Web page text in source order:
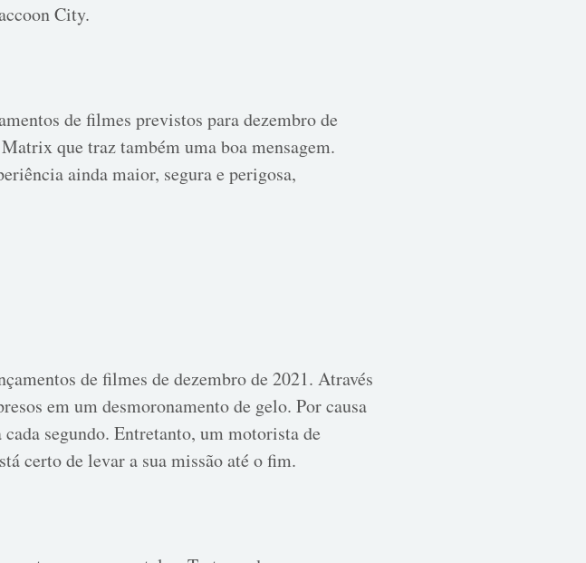
City.
de filmes previstos para dezembro de
que traz também uma boa mensagem.
ainda maior, segura e perigosa,
de filmes de dezembro de 2021. Através
em um desmoronamento de gelo. Por causa
segundo. Entretanto, um motorista de
certo de levar a sua missão até o fim.